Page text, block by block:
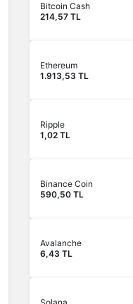
Bitcoin Cash
214,57 TL
Ethereum
1.913,53 TL
Ripple
1,02 TL
Binance Coin
590,50 TL
Avalanche
6,43 TL